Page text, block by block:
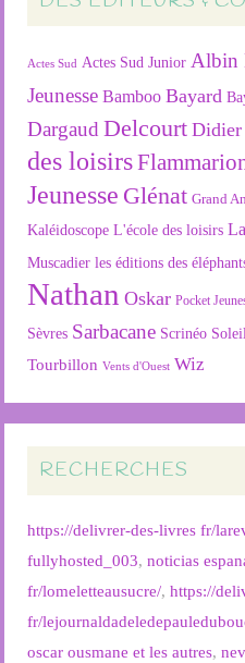
Actes Sud Actes Sud Junior Albin
Jeunesse Bamboo Bayard
Dargaud Delcourt Didier
des loisirs
Jeunesse Glénat Grand
Kaléidoscope L'école des loisirs
Muscadier les éditions des
Nathan Oskar Pocket
Sèvres Sarbacane Scrinéo Soleil
Tourbillon Vents d'Ouest Wiz
RECHERCHES
https://delivrer-des-livres fr/
fullyhosted_003,noticias
fr/lomeletteausucre/,https://
fr/
oscar ousmane et les autres,